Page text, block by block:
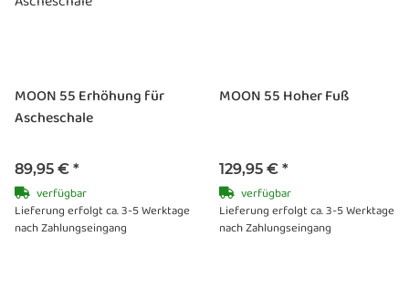
MOON 55 Erhöhung für
Ascheschale
89,95 € *
verfügbar
Lieferung erfolgt ca. 3-5 Werktage
nach Zahlungseingang
MOON 55 Hoher Fuß
129,95 € *
verfügbar
Lieferung erfolgt ca. 3-5 Werktage
nach Zahlungseingang